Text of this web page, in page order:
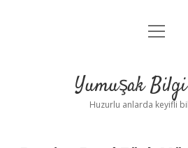
Anasayfa
Yasal Uyarı
menüyü
Yumuşak
Huzurlu anlarda keyifli